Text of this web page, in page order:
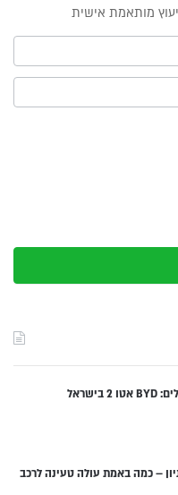
מותאמת אישית
– כמה באמת עולה טעינה לרכב